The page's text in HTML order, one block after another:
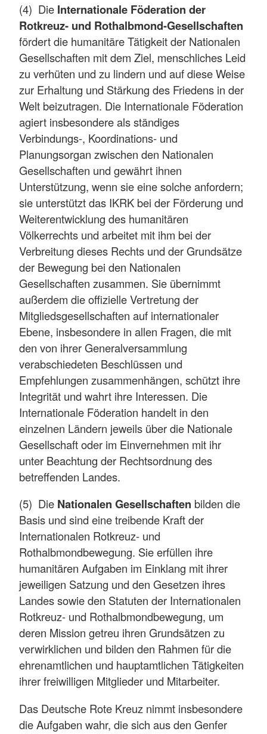
(4) Die Internationale Föderation der
Rotkreuz- und Rothalbmond-Gesellschaften
fördert die humanitäre Tätigkeit der Nationalen
Gesellschaften mit dem Ziel, menschliches Leid
zu verhüten und zu lindern und auf diese Weise
zur Erhaltung und Stärkung des Friedens in der
Welt beizutragen. Die Internationale Föderation
agiert insbesondere als ständiges
Verbindungs-, Koordinations- und
Planungsorgan zwischen den Nationalen
Gesellschaften und gewährt ihnen
Unterstützung, wenn sie eine solche anfordern;
sie unterstützt das IKRK bei der Förderung und
Weiterentwicklung des humanitären
Völkerrechts und arbeitet mit ihm bei der
Verbreitung dieses Rechts und der Grundsätze
der Bewegung bei den Nationalen
Gesellschaften zusammen. Sie übernimmt
außerdem die offizielle Vertretung der
Mitgliedsgesellschaften auf internationaler
Ebene, insbesondere in allen Fragen, die mit
den von ihrer Generalversammlung
verabschiedeten Beschlüssen und
Empfehlungen zusammenhängen, schützt ihre
Integrität und wahrt ihre Interessen. Die
Internationale Föderation handelt in den
einzelnen Ländern jeweils über die Nationale
Gesellschaft oder im Einvernehmen mit ihr
unter Beachtung der Rechtsordnung des
betreffenden Landes.
(5) Die Nationalen Gesellschaften bilden die
Basis und sind eine treibende Kraft der
Internationalen Rotkreuz- und
Rothalbmondbewegung. Sie erfüllen ihre
humanitären Aufgaben im Einklang mit ihrer
jeweiligen Satzung und den Gesetzen ihres
Landes sowie den Statuten der Internationalen
Rotkreuz- und Rothalbmondbewegung, um
deren Mission getreu ihren Grundsätzen zu
verwirklichen und bilden den Rahmen für die
ehrenamtlichen und hauptamtlichen Tätigkeiten
ihrer freiwilligen Mitglieder und Mitarbeiter.
Das Deutsche Rote Kreuz nimmt insbesondere
die Aufgaben wahr, die sich aus den Genfer